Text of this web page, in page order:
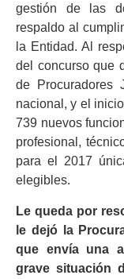
gestión de las
respaldo al
la Entidad. Al
del concurso que
de
nacional, y el
739 nuevos
profesional,
para el 2017
elegibles.
Le queda por
le dejó la
que envía una
grave situación